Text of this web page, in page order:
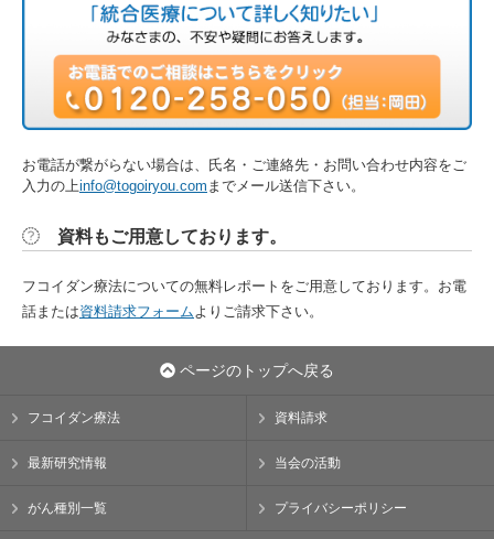
お電話が繋がらない場合は、氏名・ご連絡先・お問い合わせ内容をご
入力の上info@togoiryou.com までメール送信下さい。
資料もご用意しております。
フコイダン療法についての無料レポートをご用意しております。お電
話または資料請求フォームよりご請求下さい。
ページのトップへ戻る
フコイダン療法 資料請求
最新研究情報 当会の活動
がん種別一覧 プライバシーポリシー